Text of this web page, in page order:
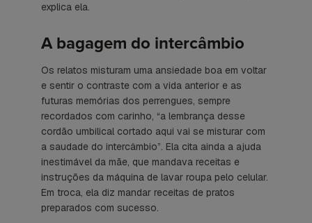
explica ela.
A bagagem do intercâmbio
Os relatos misturam uma ansiedade boa em voltar
e sentir o contraste com a vida anterior e as
futuras memórias dos perrengues, sempre
recordados com carinho, “a lembrança desse
cordão umbilical cortado aqui vai se misturar com
a saudade do intercâmbio”. Ela cita ainda a ajuda
inestimável da mãe, que mandava receitas e
instruções da máquina de lavar roupa pelo celular.
Em troca, ela diz mandar receitas de pratos
preparados com sucesso.